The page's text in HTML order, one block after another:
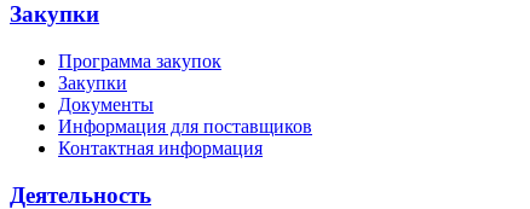
Закупки
Программа закупок
Закупки
Документы
Информация для поставщиков
Контактная информация
Деятельность